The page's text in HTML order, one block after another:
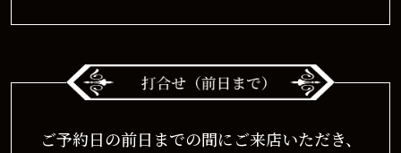
ご予約日の前日までの間にご来店いただき、